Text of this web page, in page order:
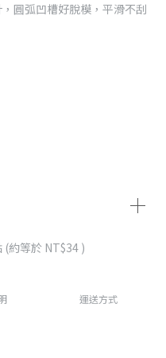
圓弧凹槽好脫模，平滑不刮
(約等於NT$34 )
運送方式